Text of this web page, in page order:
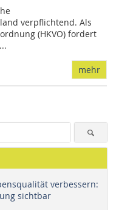
verpflichtend. Als
(HKVO) fordert
mehr
verbessern:
sichtbar